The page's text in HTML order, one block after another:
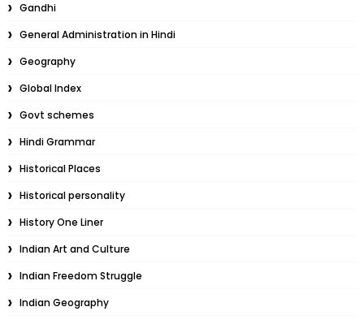
Gandhi
General Administration in Hindi
Geography
Global Index
Govt schemes
Hindi Grammar
Historical Places
Historical personality
History One Liner
Indian Art and Culture
Indian Freedom Struggle
Indian Geography